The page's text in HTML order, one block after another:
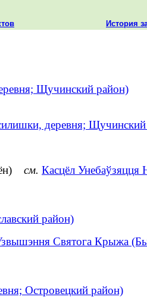
История
Щучинский район)
деревня;
см. Касцёл
район)
Святога Крыжа
Островецкий район)